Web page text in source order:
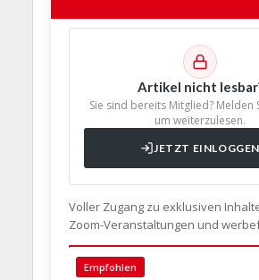
Artikel nicht
Sie sind bereits Mitglied? Melden
um weiterzulesen.
JETZT EINLOGGEN
Voller Zugang zu exklusiven
Zoom-Veranstaltungen und
Empfohlen